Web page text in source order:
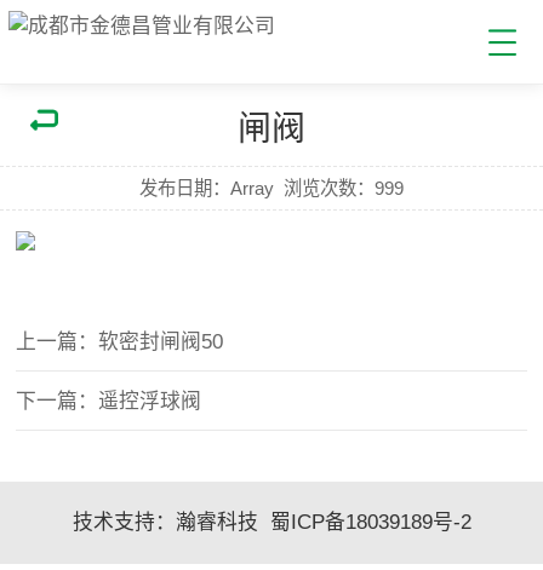
闸阀
发布日期：Array 浏览次数：999
上一篇：软密封闸阀50
下一篇：遥控浮球阀
技术支持： 瀚睿科技 蜀ICP备18039189号-2